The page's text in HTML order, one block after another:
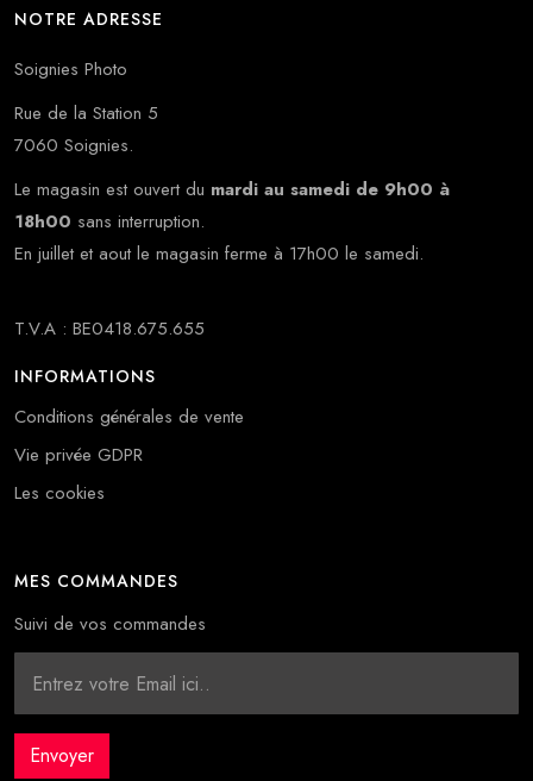
NOTRE ADRESSE
Soignies Photo
Rue de la Station 5
7060 Soignies.
Le magasin est ouvert du mardi au samedi de 9h00 à
18h00 sans interruption.
En juillet et aout le magasin ferme à 17h00 le samedi.
T.V.A : BE0418.675.655
INFORMATIONS
Conditions générales de vente
Vie privée GDPR
Les cookies
MES COMMANDES
Suivi de vos commandes